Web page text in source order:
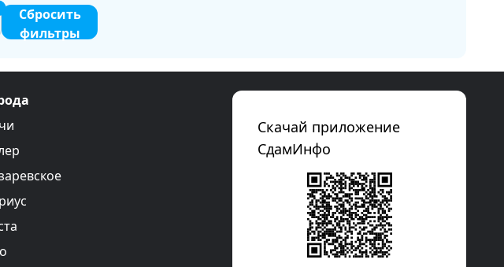
Сбросить
фильтры
Скачай приложение
СдамИнфо